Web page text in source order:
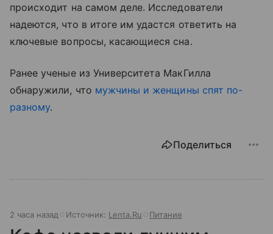
происходит на самом деле. Исследователи
надеются, что в итоге им удастся ответить на
ключевые вопросы, касающиеся сна.
Ранее ученые из Университета МакГилла
обнаружили, что мужчины и женщины спят по-
разному.
Поделиться
2 часа назад Источник: Lenta.Ru Питание